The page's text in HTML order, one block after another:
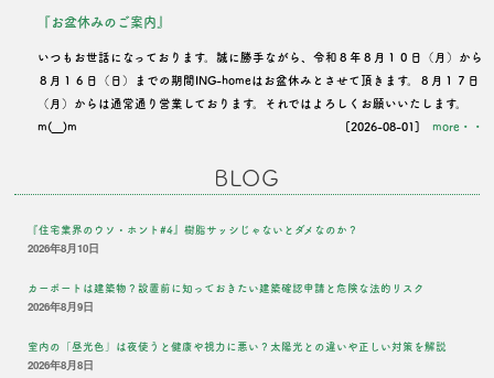
『お盆休みのご案内』
いつもお世話になっております。誠に勝手ながら、令和８年８月１０日（月）から
８月１６日（日）までの期間ING-homeはお盆休みとさせて頂きます。８月１７日
（月）からは通常通り営業しております。それではよろしくお願いいたします。
m(__)m [2026-08-01] more・・
BLOG
『住宅業界のウソ・ホント#4』樹脂サッシじゃないとダメなのか？
2026年8月10日
カーポートは建築物？設置前に知っておきたい建築確認申請と危険な法的リスク
2026年8月9日
室内の「昼光色」は夜使うと健康や視力に悪い？太陽光との違いや正しい対策を解説
2026年8月8日